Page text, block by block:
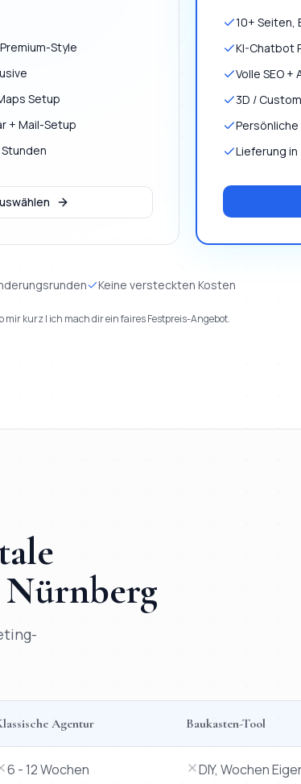
Style
Setup
+ Mail-Setup
10+ Seiten,
KI-Chatbot
Volle SEO +
3D /
Lieferung
Keine versteckten Kosten
kurz | ich mach dir ein faires Festpreis-Angebot.
Nürnberg
Agentur Baukasten-Tool
6 - 12 Wochen DIY, Wochen